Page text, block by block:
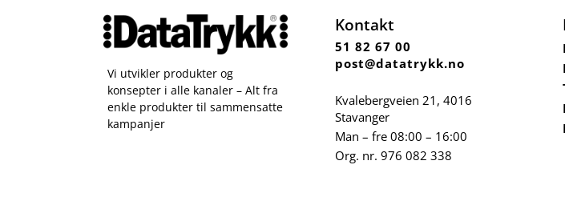
Vi utvikler produkter og
konsepter i alle kanaler – Alt fra
enkle produkter til sammensatte
kampanjer
Kontakt
51 82 67 00
post@datatrykk.no
Kvalebergveien 21 , 4016
Stavanger
Man – fre 08:00 – 16:00
Org. nr. 976 082 338